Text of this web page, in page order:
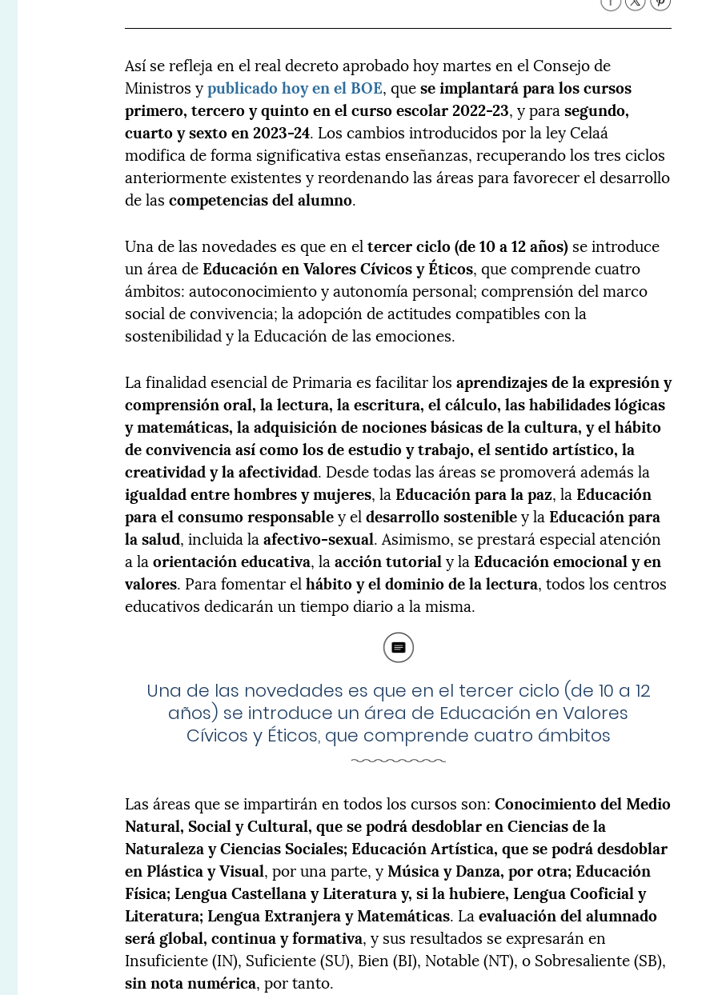
Así se refleja en el real decreto aprobado hoy martes en el Consejo de
Ministros ypublicado hoy en el BOE, quese implantará para los cursos
primero, tercero y quinto en el curso escolar 2022-23, y parasegundo,
cuarto y sexto en 2023-24. Los cambios introducidos por la ley Celaá
modifica de forma significativa estas enseñanzas, recuperando los tres ciclos
anteriormente existentes y reordenando las áreas para favorecer el desarrollo
de lascompetencias del alumno.
Una de las novedades es que en eltercer ciclo (de 10 a 12 años) se introduce
un área de Educación en Valores Cívicos y Éticos, que comprende cuatro
ámbitos: autoconocimiento y autonomía personal; comprensión del marco
social de convivencia; la adopción de actitudes compatibles con la
sostenibilidad y la Educación de las emociones.
La finalidad esencial de Primaria es facilitar losaprendizajes de la expresión y
comprensión oral, la lectura, la escritura, el cálculo, las habilidades lógicas
y matemáticas, la adquisición de nociones básicas de la cultura, y el hábito
de convivencia así como los de estudio y trabajo, el sentido artístico, la
creatividad y la afectividad. Desde todas las áreas se promoverá además la
igualdad entre hombres y mujeres, la Educación para la paz, la Educación
para el consumo responsabley eldesarrollo sostenibley la Educación para
la salud, incluida laafectivo-sexual. Asimismo, se prestará especial atención
a laorientación educativa, laacción tutorialy la Educación emocional y en
valores. Para fomentar elhábito y el dominio de la lectura, todos los centros
educativos dedicarán un tiempo diario a la misma.
Una de las novedades es que en el tercer ciclo (de 10 a 12
años) se introduce un área de Educación en Valores
Cívicos y Éticos, que comprende cuatro ámbitos
Las áreas que se impartirán en todos los cursos son:Conocimiento del Medio
Natural, Social y Cultural, que se podrá desdoblar en Ciencias de la
Naturaleza y Ciencias Sociales; Educación Artística, que se podrá desdoblar
en Plástica y Visual, por una parte, y Música y Danza, por otra; Educación
Física; Lengua Castellana y Literatura y, si la hubiere, Lengua Cooficial y
Literatura; Lengua Extranjera y Matemáticas. Laevaluación del alumnado
será global, continua y formativa, y sus resultados se expresarán en
Insuficiente (IN), Suficiente (SU), Bien (BI), Notable (NT), o Sobresaliente (SB),
sin nota numérica, por tanto.